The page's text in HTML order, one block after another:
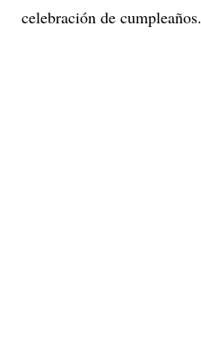
celebración de cumpleaños.